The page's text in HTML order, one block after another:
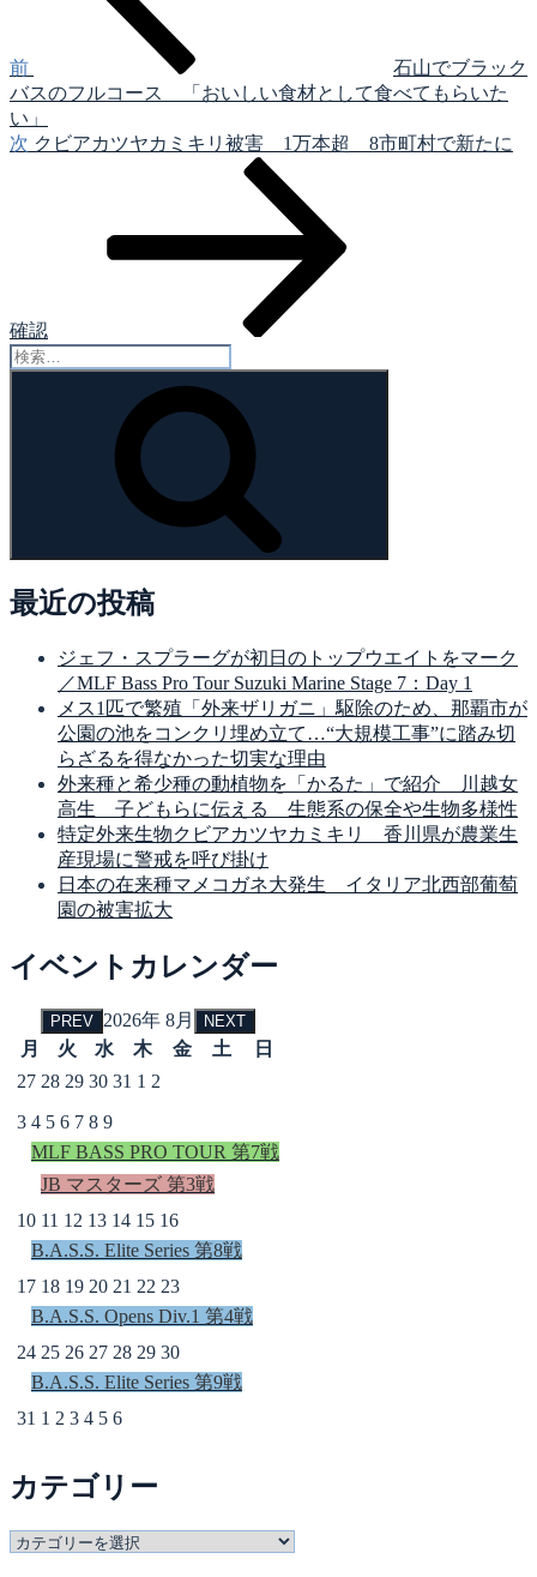
ゲ
ー
シ
前
石山でブラック
バスのフルコース 「おいしい食材として食べてもらいた
い」
次
次 クビアカツヤカミキリ被害 1万本超 8市町村で新たに
確認
検
最近の投稿
ジェフ・スプラーグが初日のトップウエイトをマーク
／MLF Bass Pro Tour Suzuki Marine Stage 7：Day 1
メス1匹で繁殖「外来ザリガニ」駆除のため、那覇市が
公園の池をコンクリ埋め立て…“大規模工事”に踏み切
らざるを得なかった切実な理由
外来種と希少種の動植物を「かるた」で紹介 川越女
高生 子どもらに伝える 生態系の保全や生物多様性
特定外来生物クビアカツヤカミキリ 香川県が農業生
産現場に警戒を呼び掛け
日本の在来種マメコガネ大発生 イタリア北西部葡萄
園の被害拡大
イベントカレンダー
PREV 2026年 8月 NEXT
月 火 水 木 金 土
日
27 28 29 30 31 1 2
3 4 5 6 7 8 9
MLF BASS PRO TOUR 第7戦
JB マスターズ 第3戦
10 11 12 13 14 15 16
B.A.S.S. Elite Series 第8戦
17 18 19 20 21 22 23
B.A.S.S. Opens Div.1 第4戦
24 25 26 27 28 29 30
B.A.S.S. Elite Series 第9戦
31 1 2 3 4 5 6
カテゴリー
カ